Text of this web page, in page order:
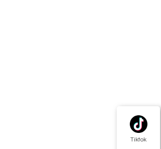
Tiktok